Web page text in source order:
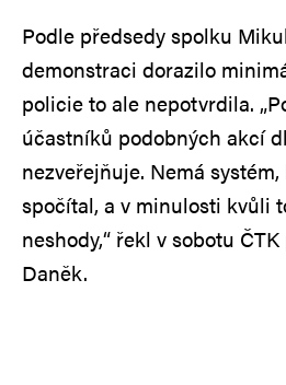
Podle předsedy spolku
demonstraci dorazilo
policie to ale nepotvrdila.
účastníků podobných akcí
nezveřejňuje. Nemá
spočítal, a v minulosti kvůli
neshody,“ řekl v sobotu
Daněk.